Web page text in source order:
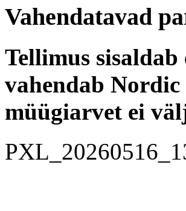
Vahendatavad
Tellimus
vahendab
müügiarvet ei